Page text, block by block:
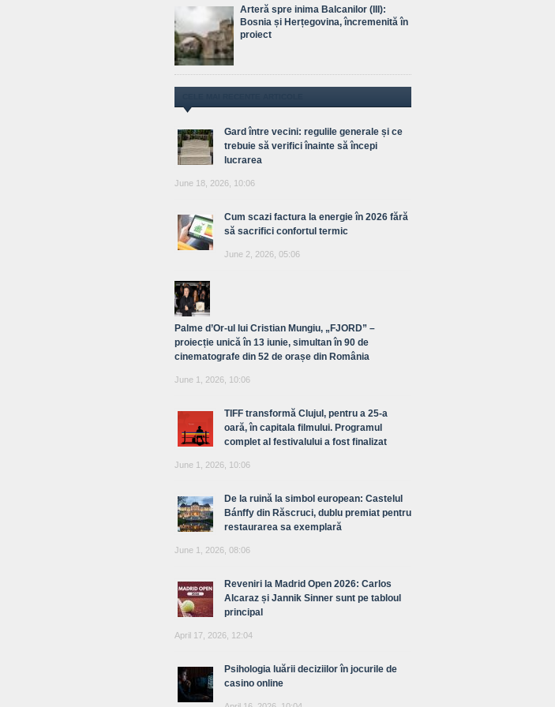
Arteră spre inima Balcanilor (III):
Bosnia și Herțegovina, încremenită în
proiect
Gard între vecini: regulile generale și ce
trebuie să verifici înainte să începi
lucrarea
June 18, 2026, 10:06
Cum scazi factura la energie în 2026 fără
să sacrifici confortul termic
June 2, 2026, 05:06
Palme d’Or-ul lui Cristian Mungiu, „FJORD” –
proiecție unică în 13 iunie, simultan în 90 de
cinematografe din 52 de orașe din România
June 1, 2026, 10:06
TIFF transformă Clujul, pentru a 25-a
oară, în capitala filmului. Programul
complet al festivalului a fost finalizat
June 1, 2026, 10:06
De la ruină la simbol european: Castelul
Bánffy din Răscruci, dublu premiat pentru
restaurarea sa exemplară
June 1, 2026, 08:06
Reveniri la Madrid Open 2026: Carlos
Alcaraz și Jannik Sinner sunt pe tabloul
principal
April 17, 2026, 12:04
Psihologia luării deciziilor în jocurile de
casino online